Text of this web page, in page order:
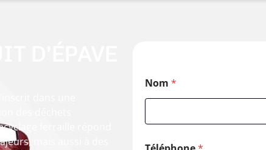
D’ÉPAVE
dans une
des déchets
ferraille répond
mais aussi à des
Nom *